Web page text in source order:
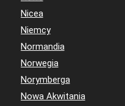
Nicea
Niemcy
Normandia
Norwegia
Norymberga
Nowa Akwitania